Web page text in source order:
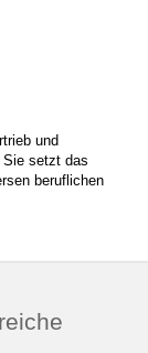
und
Sie setzt das
beruflichen